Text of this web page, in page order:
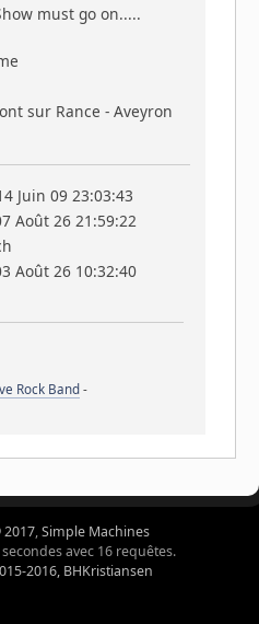
must go on.....
sur Rance - Aveyron
Juin 09 23:03:43
Août 26 21:59:22
Août 26 10:32:40
Rock Band -
2017,Simple Machines
avec 16 requêtes.
2016, BHKristiansen